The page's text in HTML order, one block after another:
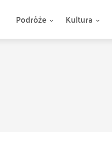
Podróże Kultura